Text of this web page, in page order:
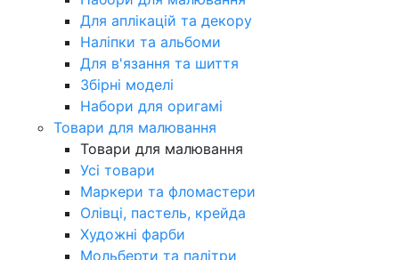
Для аплікацій та декору
Наліпки та альбоми
Для в'язання та шиття
Збірні моделі
Набори для оригамі
Товари для малювання
Товари для малювання
Усі товари
Маркери та фломастери
Олівці, пастель, крейда
Художні фарби
Мольберти та палітри